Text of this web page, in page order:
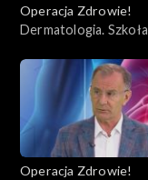
Operacja Zdrowie!
Dermatologia. Szkoła
Operacja Zdrowie!